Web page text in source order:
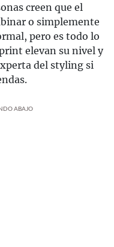
creen que el
o simplemente
pero es todo lo
elevan su nivel y
del styling si
ABAJO